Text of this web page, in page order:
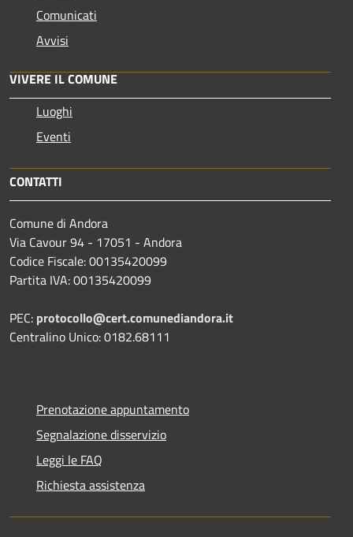
Comunicati
Avvisi
VIVERE IL COMUNE
Luoghi
Eventi
CONTATTI
Comune di Andora
Via Cavour 94 - 17051 - Andora
Codice Fiscale: 00135420099
Partita IVA: 00135420099
PEC: protocollo@cert.comunediandora.it
Centralino Unico: 0182.68111
Prenotazione appuntamento
Segnalazione disservizio
Leggi le FAQ
Richiesta assistenza